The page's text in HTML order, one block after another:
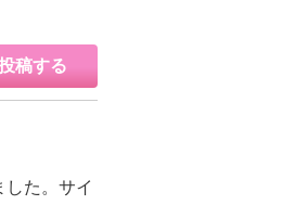
稿する
た。サイ